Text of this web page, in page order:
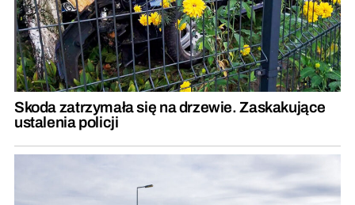
Skoda zatrzymała się na drzewie. Zaskakujące
ustalenia policji